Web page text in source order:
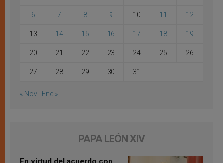
6 7 8 9 10 11 12
13 14 15 16 17 18 19
20 21 22 23 24 25 26
27 28 29 30 31
« Nov Ene »
PAPA LEÓN XIV